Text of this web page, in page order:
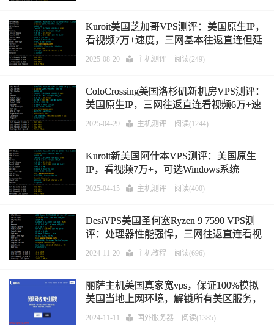
Kuroit美国芝加哥VPS测评：美国原生IP，
看视频7万+速度，三网基本往返直连但延
2025-08-20 主机测评 阅读(249)
ColoCrossing美国洛杉矶新机房VPS测评：
美国原生IP，三网往返直连看视频6万+速
2025-04-29 主机测评 阅读(1244)
Kuroit新美国阿什本VPS测评：美国原生
IP，看视频7万+，可选Windows系统
2025-04-15 主机测评 阅读(400)
DesiVPS美国圣何塞Ryzen 9 7590 VPS测
评：处理器性能强悍，三网往返直连看视
频10万+速度，美国原生IP流媒体解锁能
2024-11-20 主机教程 阅读(696)
丽萨主机美国真家宽vps，保证100%模拟
美国当地上网环境，解锁所有美区服务，
完美解锁美国各大银行风控
2024-11-11 国外服务器 阅读(1385)